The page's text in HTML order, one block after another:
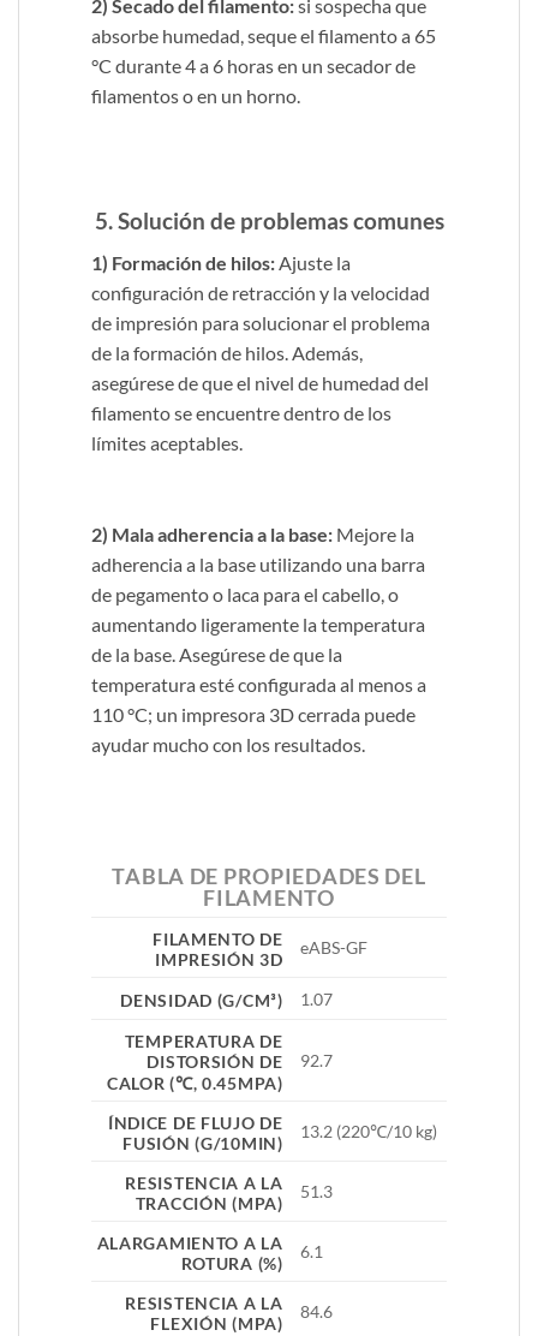
2) Secado del filamento:si sospecha que
absorbe humedad, seque el filamento a 65
°C durante 4 a 6 horas en un secador de
filamentos o en un horno.
5. Solución de problemas comunes
1) Formación de hilos:Ajuste la
configuración de retracción y la velocidad
de impresión para solucionar el problema
de la formación de hilos. Además,
asegúrese de que el nivel de humedad del
filamento se encuentre dentro de los
límites aceptables.
2) Mala adherencia a la base: Mejore la
adherencia a la base utilizando una barra
de pegamento o laca para el cabello, o
aumentando ligeramente la temperatura
de la base. Asegúrese de que la
temperatura esté configurada al menos a
110 °C; un impresora 3D cerrada puede
ayudar mucho con los resultados.
TABLA DE PROPIEDADES DEL
FILAMENTO
FILAMENTO DE
IMPRESIÓN 3D
eABS-GF
DENSIDAD (G/CM³) 1.07
TEMPERATURA DE
DISTORSIÓN DE
CALOR (℃, 0.45MPA)
92.7
ÍNDICE DE FLUJO DE
FUSIÓN (G/10MIN)
13.2 (220℃/10 kg)
RESISTENCIA A LA
TRACCIÓN (MPA)
51.3
ALARGAMIENTO A LA
ROTURA (%)
6.1
RESISTENCIA A LA
FLEXIÓN (MPA)
84.6